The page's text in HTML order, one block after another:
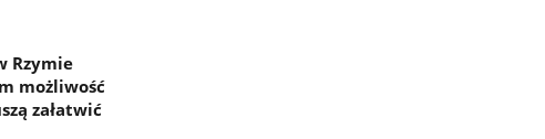
Rzymie
możliwość
załatwić